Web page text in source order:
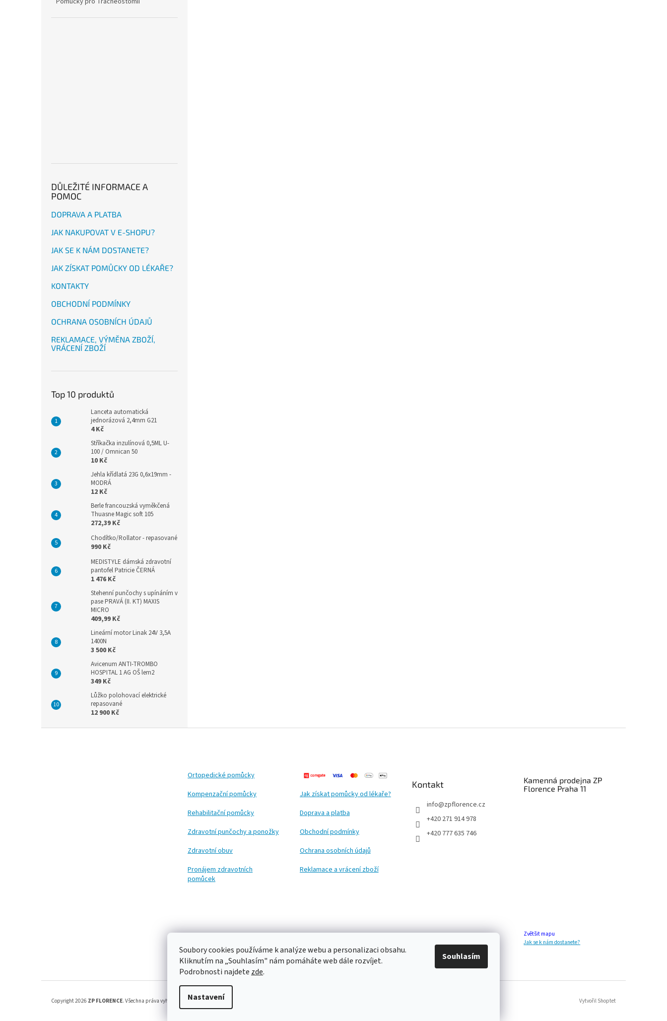
Soubory cookies používáme k analýze webu a personalizaci obsahu.
Kliknutím na „Souhlasím" nám pomáháte web dále rozvíjet.
Podrobnosti najdete zde.
Nastavení
Souhlasím
DŮLEŽITÉ INFORMACE A
POMOC
DOPRAVA A PLATBA
JAK NAKUPOVAT V E-SHOPU?
JAK SE K NÁM DOSTANETE?
JAK ZÍSKAT POMŮCKY OD LÉKAŘE?
KONTAKTY
OBCHODNÍ PODMÍNKY
OCHRANA OSOBNÍCH ÚDAJŮ
REKLAMACE, VÝMĚNA ZBOŽÍ,
VRÁCENÍ ZBOŽÍ
Top 10 produktů
Lanceta automatická
jednorázová 2,4mm G21
4 Kč
Stříkačka inzulínová 0,5ML U-
100 / Omnican 50
10 Kč
Jehla křídlatá 23G 0,6x19mm -
MODRÁ
12 Kč
Berle francouzská vyměkčená
Thuasne Magic soft 105
272,39 Kč
Chodítko/Rollator - repasované
990 Kč
MEDISTYLE dámská zdravotní
pantofel Patricie ČERNÁ
1 476 Kč
Stehenní punčochy s upínáním v
pase PRAVÁ (II. KT) MAXIS
MICRO
409,99 Kč
Lineární motor Linak 24V 3,5A
1400N
3 500 Kč
Avicenum ANTI-TROMBO
HOSPITAL 1 AG OŠ lem2
349 Kč
Lůžko polohovací elektrické
repasované
12 900 Kč
Ortopedické pomůcky
Kompenzační pomůcky
Rehabilitační pomůcky
Zdravotní punčochy a ponožky
Zdravotní obuv
Pronájem zdravotních
pomůcek
Jak získat pomůcky od lékaře?
Doprava a platba
Obchodní podmínky
Ochrana osobních údajů
Reklamace a vrácení zboží
Kontakt
info@zpflorence.cz
+420 271 914 978
+420 777 635 746
Kamenná prodejna ZP
Florence Praha 11
Zvětšit mapu
Jak se k nám dostanete?
Vytvořil Shoptet
Copyright 2026 ZP FLORENCE. Všechna práva vyhrazena.